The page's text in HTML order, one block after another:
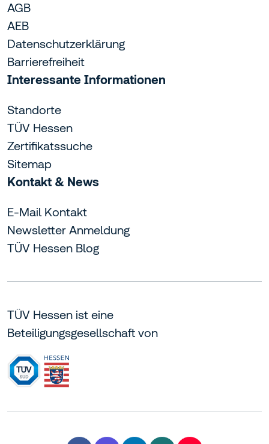
AGB
AEB
Datenschutzerklärung
Barrierefreiheit
Interessante Informationen
Standorte
TÜV Hessen
Zertifikatssuche
Sitemap
Kontakt & News
E-Mail Kontakt
Newsletter Anmeldung
TÜV Hessen Blog
TÜV Hessen ist eine
Beteiligungsgesellschaft von